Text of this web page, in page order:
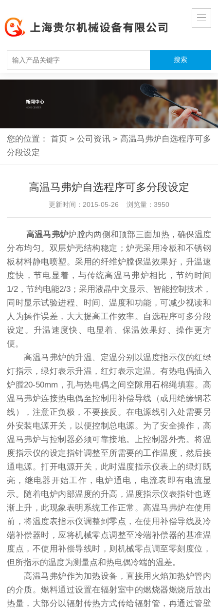
您的位置：首页 > 公司资讯 > 高温马弗炉自选程序可多
分段设定
高温马弗炉自选程序可多分段设定
更新时间：2015-05-26 浏览量：3950
高温马弗炉炉膛内两侧和顶部三面加热，确保温度
分布均匀。双层炉壳结构稳定；炉壳采用冷板和不锈钢
板材料静电喷塑。采用的纤维炉膛保温效果好，升温速
度快，节电显着，与传统高温马弗炉相比，节约时间
1/2，节约电能2/3；采用液晶中文显示、智能控制技术，
同时显示试验进程、时间、温度和功能，可减少视读和
人为操作误差，大大提高工作效率。自选程序可多分段
设定。升温速度快、电显着、保温效果好、操作更方
便。
高温马弗炉的升温、定温分别以温度指示仪的红绿
灯指示，绿灯表示升温，红灯表示定温。有热电偶插入
炉膛20-50mm，孔与热电偶之间空隙用石棉绳填塞。高
温马弗炉连接热电偶至控制用补偿导线（或用绝缘钢芯
线），注意正负极，不要接反。在电源线引入处需要另
外安装电源开关，以便控制总电源。为了安全操作，高
温马弗炉与控制器必须可靠接地。上控制器外壳。将温
度指示仪的设定指针调整至所需要的工作温度，然后接
通电源。打开电源开关，此时温度指示仪表上的绿灯既
亮，继电器开始工作，电炉通电，电流表即有电流显
示。随着电炉内部温度的升高，温度指示仪表指针也逐
渐上升，此现象表明系统工作正常。高温马弗炉在使用
前，将温度表指示仪调整到零点，在使用补偿导线及冷
端补偿器时，应将机械零点调整至冷端补偿器的基准温
度点，不使用补偿导线时，则机械零点调至零刻度位，
但所指示的温度为测量点和热电偶冷端的温差。
高温马弗炉作为加热设备，直接用火焰加热炉管内
的介质。燃料通过设置在辐射室中的燃烧器燃烧后放出
热量，大部分以辐射传热方式传给辐射管，再通过管壁